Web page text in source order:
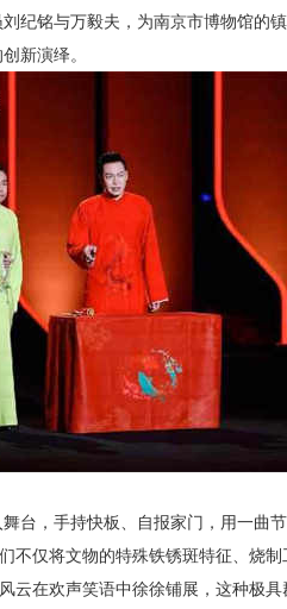
纪铭与万毅夫，为南京市博物馆的
新演绎。
台，手持快板、自报家门，用一曲
不仅将文物的特殊铁锈斑特征、烧
云在欢声笑语中徐徐铺展，这种极